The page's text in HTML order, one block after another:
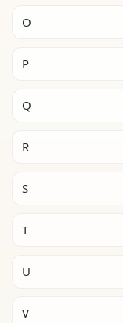
O
P
Q
R
S
T
U
V